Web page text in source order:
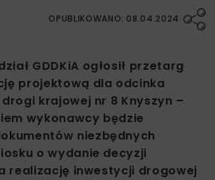
OPUBLIKOWANO: 08.04.2024
GDDKiA ogłosił przetarg
projektową dla odcinka
krajowej nr 8 Knyszyn –
wykonawcy będzie
niezbędnych
o wydanie decyzji
realizację inwestycji drogowej